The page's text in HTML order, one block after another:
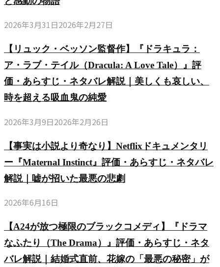
2026年3月31日2026年2月27日
【リュック・ベッソン監督作】『ドラキュラ：
ア・ラブ・テイル（Dracula: A Love Tale）』評
価・あらすじ・ネタバレ解説｜美しくも哀しい、
時を超える吸血鬼の純愛
2026年3月9日2026年2月26日
【事実は小説より奇なり】Netflixドキュメンタリ
ー『Maternal Instinct』評価・あらすじ・ネタバレ
解説｜嘘が招いた最悪の悲劇
2026年6月16日
【A24が放つ極限のブラックコメディ】『ドラマ
なふたり（The Drama）』評価・あらすじ・ネタ
バレ解説｜結婚式直前、花嫁の「最悪の秘密」が